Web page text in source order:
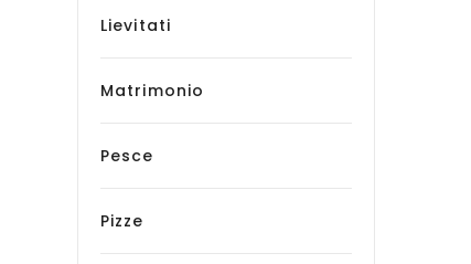
Lievitati
Matrimonio
Pesce
Pizze